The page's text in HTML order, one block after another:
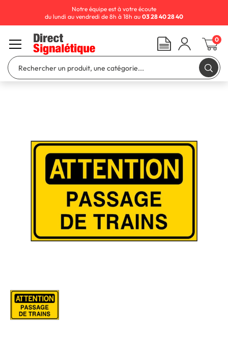
Notre équipe est à votre écoute
du lundi au vendredi de 8h à 18h au 03 28 40 28 40
0